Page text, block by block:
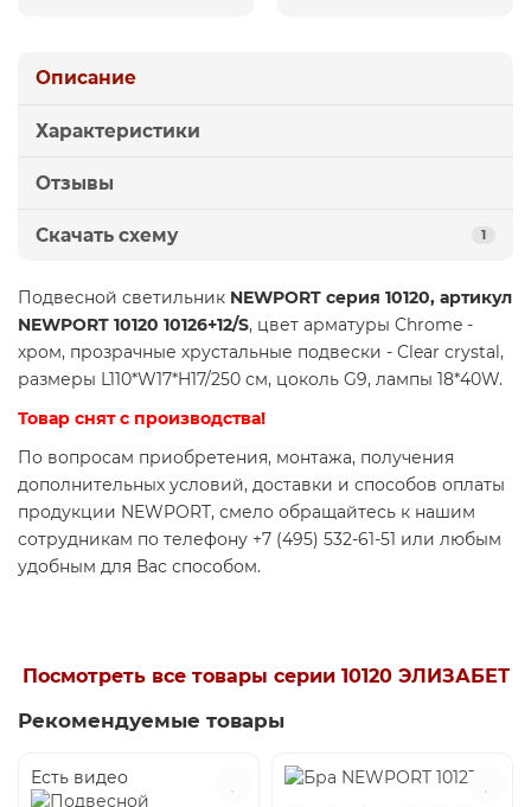
Описание
Характеристики
Отзывы
Скачать схему 1
Подвесной светильник NEWPORT серия 10120, артикул
NEWPORT 10120 10126+12/S, цвет арматуры Chrome -
хром, прозрачные хрустальные подвески - Clear crystal,
размеры L110*W17*H17/250 см, цоколь G9, лампы 18*40W.
Товар снят с производства!
По вопросам приобретения, монтажа, получения
дополнительных условий, доставки и способов оплаты
продукции NEWPORT, смело обращайтесь к нашим
сотрудникам по телефону +7 (495) 532-61-51 или любым
удобным для Вас способом.
Посмотреть все товары серии 10120 ЭЛИЗАБЕТ
Рекомендуемые товары
Есть видео